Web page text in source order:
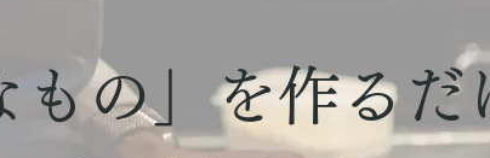
もの」を作るだ